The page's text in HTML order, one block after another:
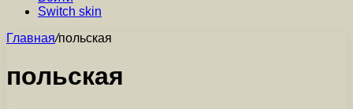
Switch skin
Главная/польская
польская